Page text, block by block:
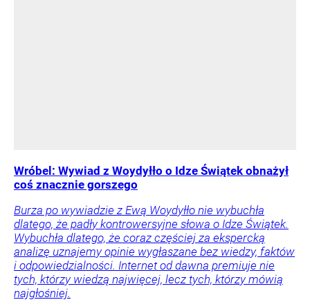
Wróbel: Wywiad z Woydyłło o Idze Świątek obnażył
coś znacznie gorszego
Burza po wywiadzie z Ewą Woydyłło nie wybuchła
dlatego, że padły kontrowersyjne słowa o Idze Świątek.
Wybuchła dlatego, że coraz częściej za ekspercką
analizę uznajemy opinie wygłaszane bez wiedzy, faktów
i odpowiedzialności. Internet od dawna premiuje nie
tych, którzy wiedzą najwięcej, lecz tych, którzy mówią
najgłośniej.